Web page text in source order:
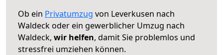
Ob ein Privatumzug von Leverkusen nach
Waldeck oder ein gewerblicher Umzug nach
Waldeck, wir helfen, damit Sie problemlos und
stressfrei umziehen können.